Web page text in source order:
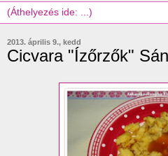
2013. április 9., kedd
Cicvara "Ízőrzők"